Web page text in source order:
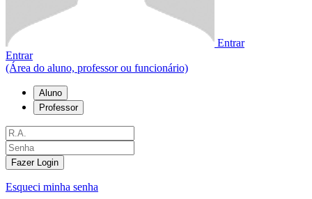
Entrar
Entrar
(Área do aluno, professor ou funcionário)
Aluno
Professor
Fazer Login
Esqueci minha senha